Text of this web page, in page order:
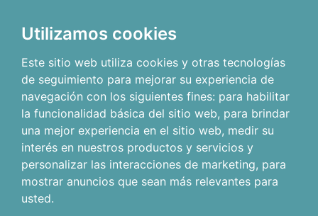
Utilizamos cookies
Este sitio web utiliza cookies y otras tecnologías
de seguimiento para mejorar su experiencia de
navegación con los siguientes fines: para habilitar
la funcionalidad básica del sitio web, para brindar
una mejor experiencia en el sitio web, medir su
interés en nuestros productos y servicios y
personalizar las interacciones de marketing, para
mostrar anuncios que sean más relevantes para
usted.